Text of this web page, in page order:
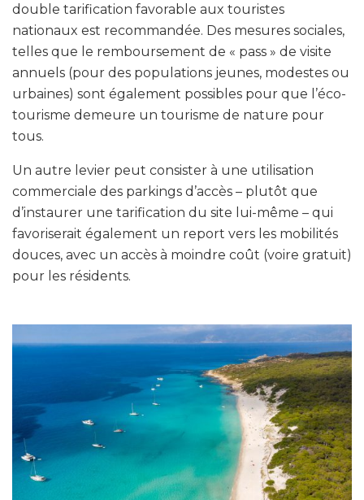
double tarification favorable aux touristes
nationaux est recommandée. Des mesures sociales,
telles que le remboursement de « pass » de visite
annuels (pour des populations jeunes, modestes ou
urbaines) sont également possibles pour que l’éco-
tourisme demeure un tourisme de nature pour
tous.
Un autre levier peut consister à une utilisation
commerciale des parkings d’accès – plutôt que
d’instaurer une tarification du site lui-même – qui
favoriserait également un report vers les mobilités
douces, avec un accès à moindre coût (voire gratuit)
pour les résidents.